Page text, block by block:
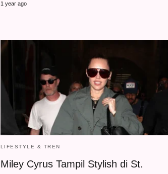
1 year ago
LIFESTYLE & TREN
Miley Cyrus Tampil Stylish di St.